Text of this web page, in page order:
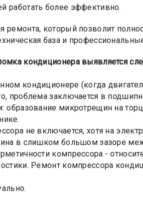
работать более эффективно.
ремонта, который позволит
база и
кондиционера выявляется
кондиционере (когда
проблема заключается в
образование микротрещин на
не включается, хотя на
в слишком большом зазоре
компрессора -
Ремонт компрессора